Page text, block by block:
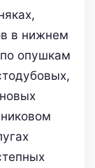
в нижнем
опушкам